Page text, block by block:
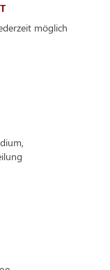
möglich